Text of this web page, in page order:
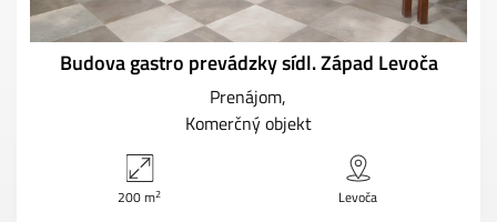
Budova gastro prevádzky sídl. Západ Levoča
Prenájom
Komerčný objekt
200 m2 Levoča